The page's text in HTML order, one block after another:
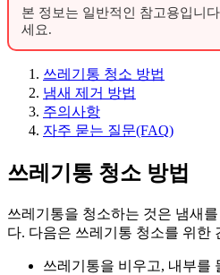
본 정보는 일반적인 참고용입니
세요.
쓰레기통 청소 방법
냄새 제거 방법
주의사항
자주 묻는 질문(FAQ)
쓰레기통 청소 방법
쓰레기통을 청소하는 것은 냄새
다. 다음은 쓰레기통 청소를 위한
쓰레기통을 비우고, 내부를